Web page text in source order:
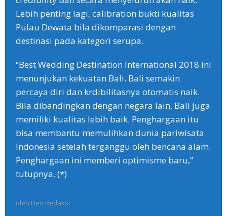
Lebih penting lagi, calibration bukti kualitas
Pulau Dewata bila dikomparasi dengan
destinasi pada kategori serupa.
“Best Wedding Destination International 2018 ini
menunjukan kekuatan Bali. Bali semakin
percaya diri dan krdibilitasnya otomatis naik.
Bila dibandingkan dengan negara lain, Bali juga
memiliki kualitas lebih baik. Penghargaan itu
bisa membantu memulihkan dunia pariwisata
Indonesia setelah terganggu oleh bencana alam.
Penghargaan ini memberi optimisme baru,”
tutupnya. (*)
oleh Den Redaksi